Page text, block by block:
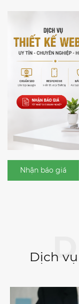
Nhận báo giá
Dịch vụ